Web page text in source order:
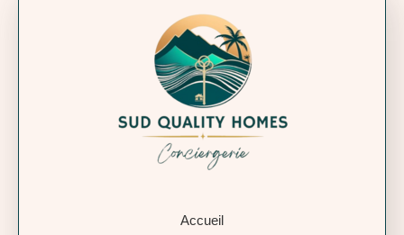
Accueil